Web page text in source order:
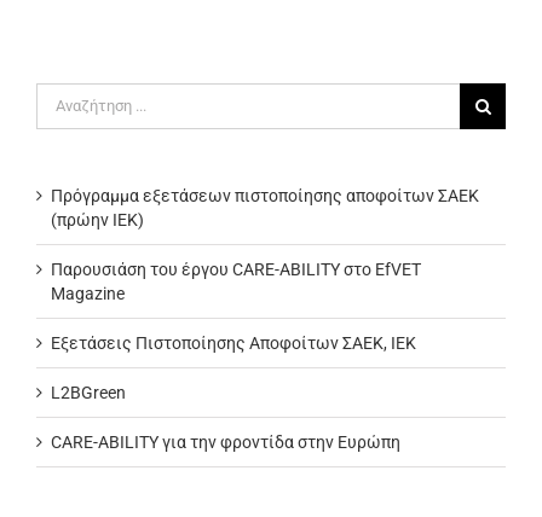
Πρόγραμμα εξετάσεων πιστοποίησης αποφοίτων ΣΑΕΚ
(πρώην ΙΕΚ)
Παρουσιάση του έργου CARE-ABILITY στο EfVET
Magazine
Εξετάσεις Πιστοποίησης Αποφοίτων ΣΑΕΚ, ΙΕΚ
L2BGreen
CARE-ABILITY για την φροντίδα στην Ευρώπη